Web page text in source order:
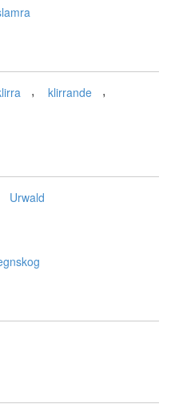
, klirrande ,
Urwald